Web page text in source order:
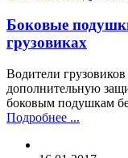
Боковые
грузовиках
Водители
дополнительную
боковым подушкам
Подробнее ...